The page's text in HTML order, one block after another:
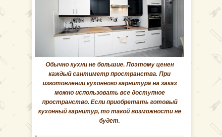
Обычно кухни не большие. Поэтому ценен
каждый сантиметр пространства. При
изготовлении кухонного гарнитура на заказ
можно использовать все доступное
пространство. Если приобретать готовый
кухонный гарнитур, то такой возможности не
будет.